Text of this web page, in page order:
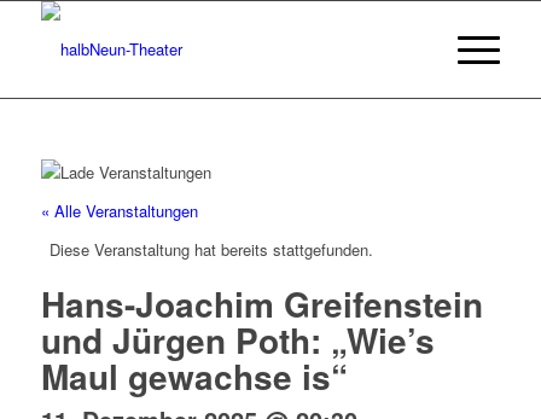
« Alle Veranstaltungen
Diese Veranstaltung hat bereits stattgefunden.
Hans-Joachim Greifenstein
und Jürgen Poth: „Wie’s
Maul gewachse is“